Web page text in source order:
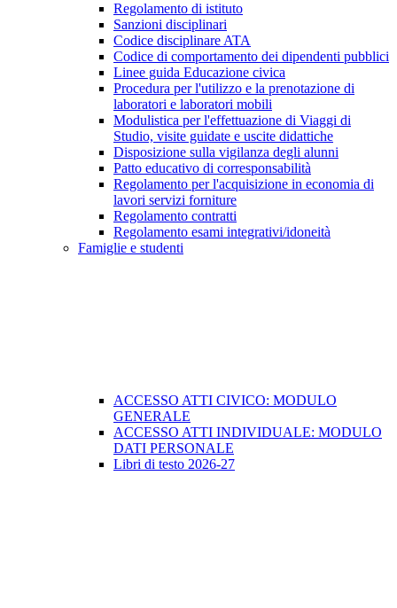
Regolamento di istituto
Sanzioni disciplinari
Codice disciplinare ATA
Codice di comportamento dei dipendenti pubblici
Linee guida Educazione civica
Procedura per l'utilizzo e la prenotazione di
laboratori e laboratori mobili
Modulistica per l'effettuazione di Viaggi di
Studio, visite guidate e uscite didattiche
Disposizione sulla vigilanza degli alunni
Patto educativo di corresponsabilità
Regolamento per l'acquisizione in economia di
lavori servizi forniture
Regolamento contratti
Regolamento esami integrativi/idoneità
Famiglie e studenti
ACCESSO ATTI CIVICO: MODULO
GENERALE
ACCESSO ATTI INDIVIDUALE: MODULO
DATI PERSONALE
Libri di testo 2026-27